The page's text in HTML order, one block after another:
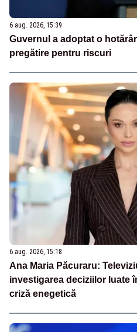
6 aug. 2026, 15:39
Guvernul a adoptat o
pregătire pentru riscuri
6 aug. 2026, 15:18
Ana Maria Păcuraru:
investigarea deciziilor luate
criză enegetică